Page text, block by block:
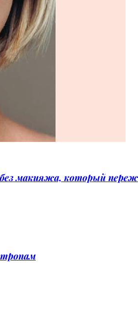
макияжа, который
тропам